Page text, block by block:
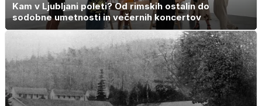
Kam v Ljubljani poleti? Od rimskih ostalin do
sodobne umetnosti in večernih koncertov